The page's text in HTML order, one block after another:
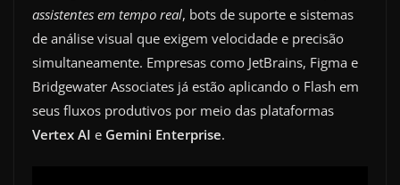
assistentes em tempo real, bots de suporte e sistemas
de análise visual que exigem velocidade e precisão
simultaneamente. Empresas como JetBrains, Figma e
Bridgewater Associates já estão aplicando o Flash em
seus fluxos produtivos por meio das plataformas
Vertex AI e Gemini Enterprise.